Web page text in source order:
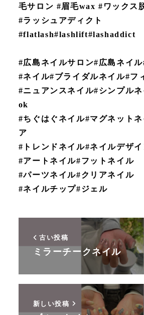
毛サロン #眉毛wax #ワックス
#ラッシュアディクト
#flatlash#lashlift#lashaddict
#広島ネイルサロン#広島ネイ
#ネイル#ブライダルネイル#フ
#ニュアンスネイル#シンプル
ok
#ちぐはぐネイル#マグネット
ア
#トレンドネイル#ネイルデザ
#アートネイル#フットネイル
#パーツネイル#クリアネイル
#ネイルチップ#ジェル
古い投稿
ミラーチークネイル
新しい投稿